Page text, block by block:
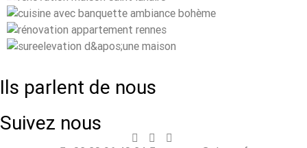
Ils parlent de nous
Suivez nous